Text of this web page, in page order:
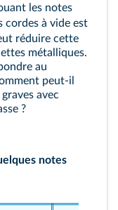
les notes
cordes à vide est
réduire cette
métalliques.
au
peut-il
avec
?
notes